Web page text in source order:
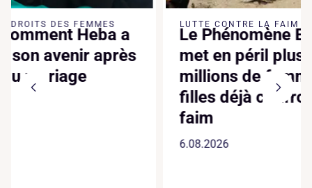
LUTTE CONTRE LA FAIM
Le Phénomène El Niño
met en péril plus de 170
millions de femmes et de
filles déjà confrontées à la
LUTTE